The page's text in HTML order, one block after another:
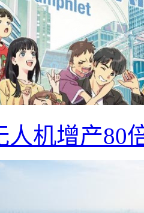
人机增产80